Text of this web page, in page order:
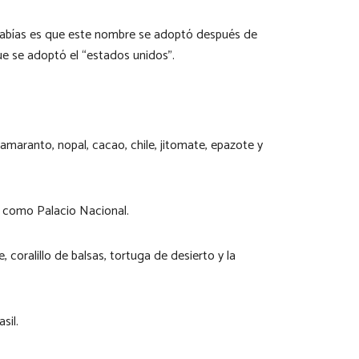
es que este nombre se adoptó después de
se adoptó el “estados unidos”.
nopal, cacao, chile, jitomate, epazote y
Palacio Nacional.
coralillo de balsas, tortuga de desierto y la